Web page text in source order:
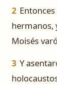
2
hermanos,
Moisés
3 Y